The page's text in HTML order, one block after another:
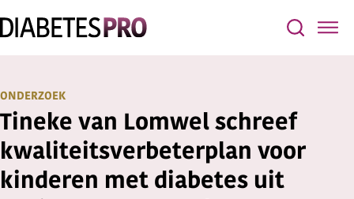
Tineke van Lomwel schreef
kwaliteitsverbeterplan voor
kinderen met diabetes uit
ONDERZOEK